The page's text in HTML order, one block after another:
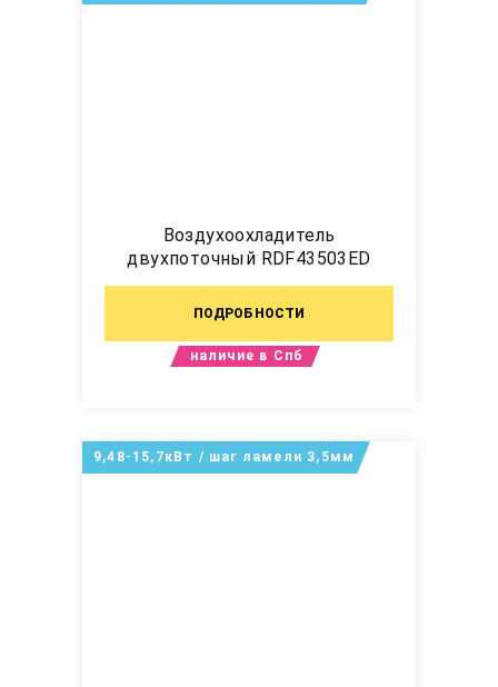
Воздухоохладитель
двухпоточный RDF43503ED
ПОДРОБНОСТИ
наличие в Спб
9,48-15,7кВт / шаг ламели 3,5мм